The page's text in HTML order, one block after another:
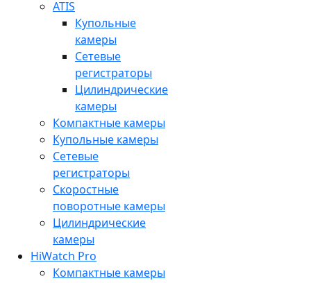
ATIS
Купольные
камеры
Сетевые
регистраторы
Цилиндрические
камеры
Компактные камеры
Купольные камеры
Сетевые
регистраторы
Скоростные
поворотные камеры
Цилиндрические
камеры
HiWatch Pro
Компактные камеры